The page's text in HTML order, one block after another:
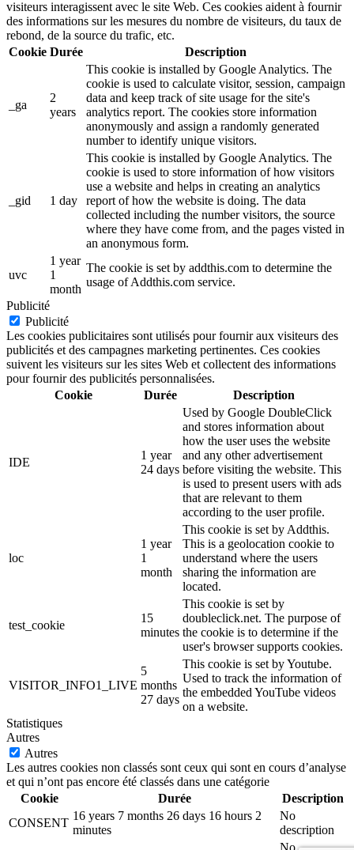
visiteurs interagissent avec le site Web. Ces cookies aident à fournir
des informations sur les mesures du nombre de visiteurs, du taux de
rebond, de la source du trafic, etc.
Cookie Durée Description
_ga
2
years
This cookie is installed by Google Analytics. The
cookie is used to calculate visitor, session, campaign
data and keep track of site usage for the site's
analytics report. The cookies store information
anonymously and assign a randomly generated
number to identify unique visitors.
_gid 1 day
This cookie is installed by Google Analytics. The
cookie is used to store information of how visitors
use a website and helps in creating an analytics
report of how the website is doing. The data
collected including the number visitors, the source
where they have come from, and the pages visted in
an anonymous form.
uvc
1 year
1
month
The cookie is set by addthis.com to determine the
usage of Addthis.com service.
Publicité
Publicité
Les cookies publicitaires sont utilisés pour fournir aux visiteurs des
publicités et des campagnes marketing pertinentes. Ces cookies
suivent les visiteurs sur les sites Web et collectent des informations
pour fournir des publicités personnalisées.
Cookie
Durée Description
IDE
1 year
24 days
Used by Google DoubleClick
and stores information about
how the user uses the website
and any other advertisement
before visiting the website. This
is used to present users with ads
that are relevant to them
according to the user profile.
loc
1 year
1
month
This cookie is set by Addthis.
This is a geolocation cookie to
understand where the users
sharing the information are
located.
test_cookie
15
minutes
This cookie is set by
doubleclick.net. The purpose of
the cookie is to determine if the
user's browser supports cookies.
VISITOR_INFO1_LIVE
5
months
27 days
This cookie is set by Youtube.
Used to track the information of
the embedded YouTube videos
on a website.
Statistiques
Autres
Autres
Les autres cookies non classés sont ceux qui sont en cours d’analyse
et qui n’ont pas encore été classés dans une catégorie
Cookie
Durée
Description
CONSENT
16 years 7 months 26 days 16 hours 2
minutes
No
description
No